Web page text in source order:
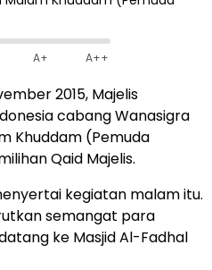
A+ A++
2015, Majelis
cabang Wanasigra
Khuddam (Pemuda
Qaid Majelis.
kegiatan malam itu.
semangat para
ke Masjid Al-Fadhal